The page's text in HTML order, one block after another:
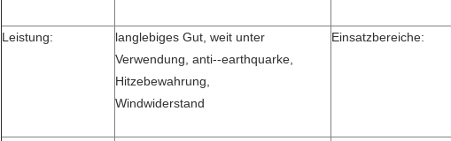
Leistung:
langlebiges Gut, weit unter
Verwendung, anti--earthquarke,
Hitzebewahrung,
Windwiderstand
Einsatzbereiche: